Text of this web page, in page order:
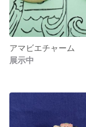
アマビエチャーム
展示中